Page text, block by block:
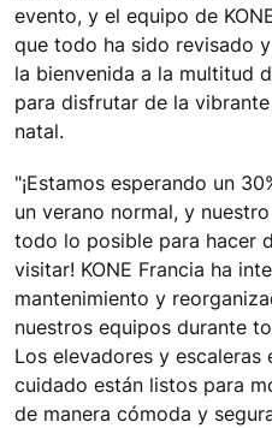
evento, y el equipo de
que todo ha sido revisado
la bienvenida a la multitud
para disfrutar de la
natal.
"¡Estamos esperando un
un verano normal, y
todo lo posible para hacer
visitar! KONE Francia ha
mantenimiento y
nuestros equipos durante
Los elevadores y escaleras
cuidado están listos para
de manera cómoda y